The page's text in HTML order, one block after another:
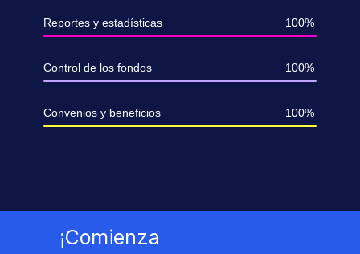
Reportes y estadísticas 100%
Control de los fondos 100%
Convenios y beneficios 100%
¡Comienza